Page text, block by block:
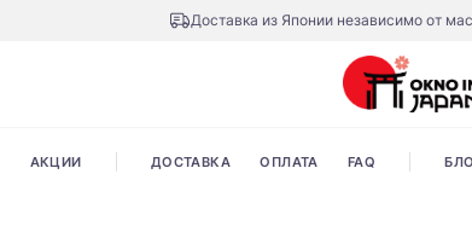
Доставка из Японии независимо от
АКЦИИ ДОСТАВКА ОПЛАТА FAQ